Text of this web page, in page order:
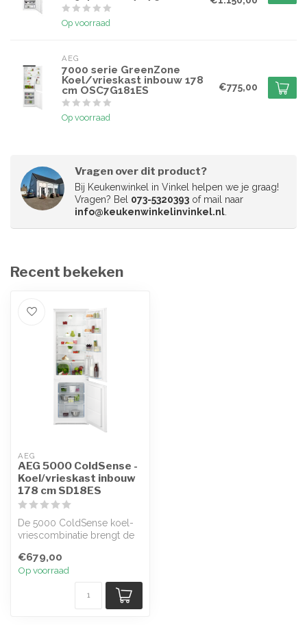
Op voorraad
AEG
7000 serie GreenZone
Koel/vrieskast inbouw 178
cm OSC7G181ES
Op voorraad
€775,00
Vragen over dit product?
Bij Keukenwinkel in Vinkel helpen we je graag!
Vragen? Bel 073-5320393 of mail naar
info@keukenwinkelinvinkel.nl.
Recent bekeken
AEG
AEG 5000 ColdSense -
Koel/vrieskast inbouw
178 cm SD18ES
De 5000 ColdSense koel-
vriescombinatie brengt de
terug n...
€679,00
Op voorraad